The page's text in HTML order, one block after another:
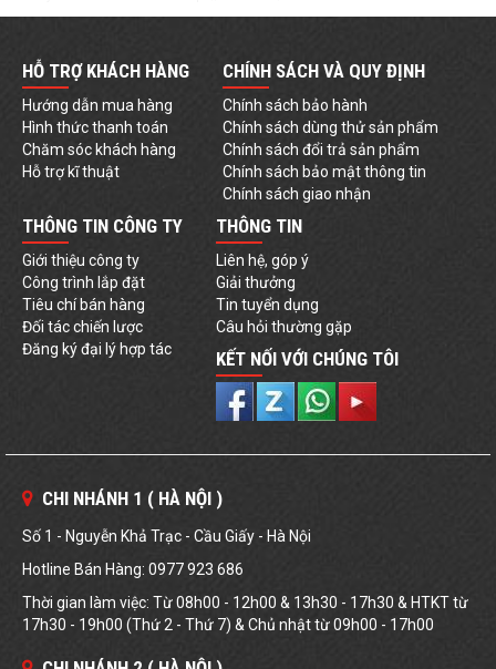
HỖ TRỢ KHÁCH HÀNG
Hướng dẫn mua hàng
Hình thức thanh toán
Chăm sóc khách hàng
Hỗ trợ kĩ thuật
CHÍNH SÁCH VÀ QUY ĐỊNH
Chính sách bảo hành
Chính sách dùng thử sản phẩm
Chính sách đổi trả sản phẩm
Chính sách bảo mật thông tin
Chính sách giao nhận
THÔNG TIN CÔNG TY
Giới thiệu công ty
Công trình lắp đặt
Tiêu chí bán hàng
Đối tác chiến lược
Đăng ký đại lý hợp tác
THÔNG TIN
Liên hệ, góp ý
Giải thưởng
Tin tuyển dụng
Câu hỏi thường gặp
KẾT NỐI VỚI CHÚNG TÔI
CHI NHÁNH 1 ( HÀ NỘI )
Số 1 - Nguyễn Khả Trạc - Cầu Giấy - Hà Nội
Hotline Bán Hàng: 0977 923 686
Thời gian làm việc: Từ 08h00 - 12h00 & 13h30 - 17h30 & HTKT từ
17h30 - 19h00 (Thứ 2 - Thứ 7) & Chủ nhật từ 09h00 - 17h00